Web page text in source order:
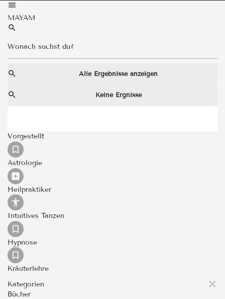
MAYAM
Alle Ergebnisse anzeigen
Keine Ergnisse
Vorgestellt
Astrologie
Heilpraktiker
Intuitives Tanzen
Hypnose
Kräuterlehre
Kategorien
Bücher